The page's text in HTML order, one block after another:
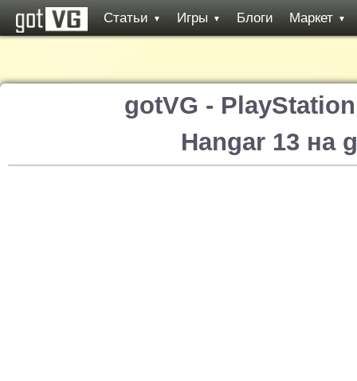
Статьи ▼ Игры ▼ Блоги Маркет ▼
gotVG -
Hangar 13 на